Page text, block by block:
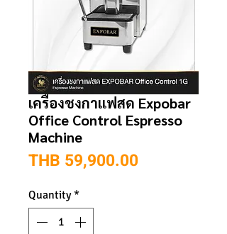
เครื่องชงกาแฟสด Expobar
Office Control Espresso
Machine
THB 59,900.00Price
Quantity *